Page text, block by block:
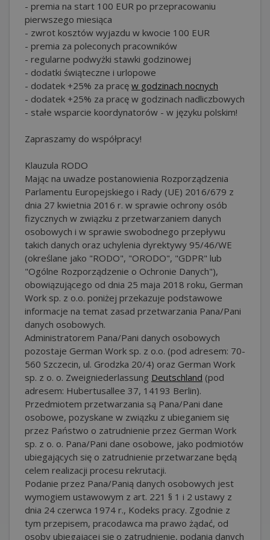
- premia na start 100 EUR po przepracowaniu
pierwszego miesiąca
- zwrot kosztów wyjazdu w kwocie 100 EUR
- premia za poleconych pracowników
- regularne podwyżki stawki godzinowej
- dodatki świąteczne i urlopowe
- dodatek +25% za pracę w godzinach nocnych
- dodatek +25% za pracę w godzinach nadliczbowych
- stałe wsparcie koordynatorów - w języku polskim!
Zapraszamy do współpracy!
Klauzula RODO
Mając na uwadze postanowienia Rozporządzenia
Parlamentu Europejskiego i Rady (UE) 2016/679 z
dnia 27 kwietnia 2016 r. w sprawie ochrony osób
fizycznych w związku z przetwarzaniem danych
osobowych i w sprawie swobodnego przepływu
takich danych oraz uchylenia dyrektywy 95/46/WE
(określane jako "RODO", "ORODO", "GDPR" lub
"Ogólne Rozporządzenie o Ochronie Danych"),
obowiązującego od dnia 25 maja 2018 roku, German
Work sp. z o.o. poniżej przekazuje podstawowe
informacje na temat zasad przetwarzania Pana/Pani
danych osobowych.
Administratorem Pana/Pani danych osobowych
pozostaje German Work sp. z o.o. (pod adresem: 70-
560 Szczecin, ul. Grodzka 20/4) oraz German Work
sp. z o. o. Zweigniederlassung Deutschland (pod
adresem: Hubertusallee 37, 14193 Berlin).
Przedmiotem przetwarzania są Pana/Pani dane
osobowe, pozyskane w związku z ubieganiem się
przez Państwo o zatrudnienie przez German Work
sp. z o. o. Pana/Pani dane osobowe, jako podmiotów
ubiegających się o zatrudnienie przetwarzane będą
celem realizacji procesu rekrutacji.
Podanie przez Pana/Panią danych osobowych jest
wymogiem ustawowym z art. 221 § 1 i 2 ustawy z
dnia 24 czerwca 1974 r., Kodeks pracy. Zgodnie z
tym przepisem, pracodawca ma prawo żądać, od
osoby ubiegającej się o zatrudnienie, podania danych